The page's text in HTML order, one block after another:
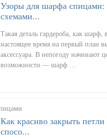
Узоры для шарфа спицами:
схемами...
Такая деталь гардероба, как шарф,
настоящее время на первый план
аксессуара. В непогоду начинают
возможности — шарф …
Как красиво закрыть
спосо...